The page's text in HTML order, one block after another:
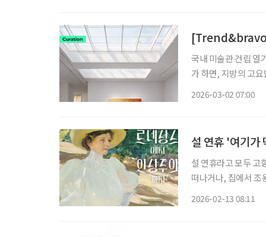
[Trend&bravo]
국내 미술관 건립 열
가 하면, 지방의 고
2026-03-02 07:00
설 연휴 '여기가
설 연휴라고 모두 고
떠나거나, 집에서 조
2026-02-13 08:11